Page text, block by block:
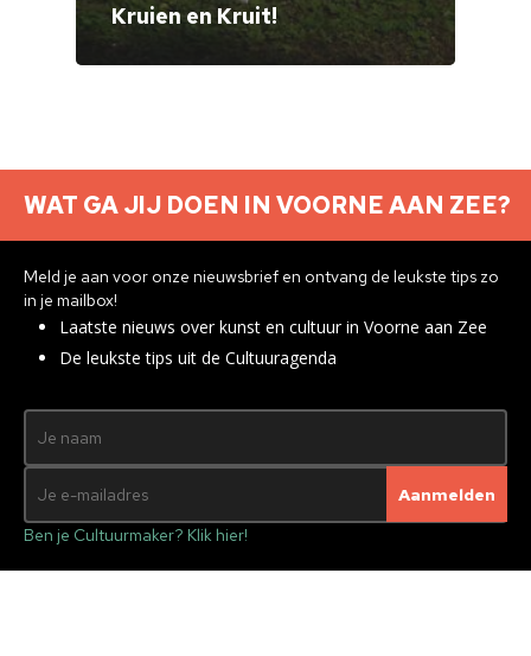
Kruien en Kruit!
Recente berichten
Bezoek de Kunstmarkt 2026
Zomerconcerten | 5x concerten die je live moet
zien
Zomeropenstelling Landgoed Ravesteyn
WAT GA JIJ DOEN IN VOORNE AAN ZEE?
Meld je aan voor onze nieuwsbrief en ontvang de leukste tips zo
in je mailbox!
Laatste nieuws over kunst en cultuur in Voorne aan Zee
De leukste tips uit de Cultuuragenda
Ben je Cultuurmaker? Klik hier!